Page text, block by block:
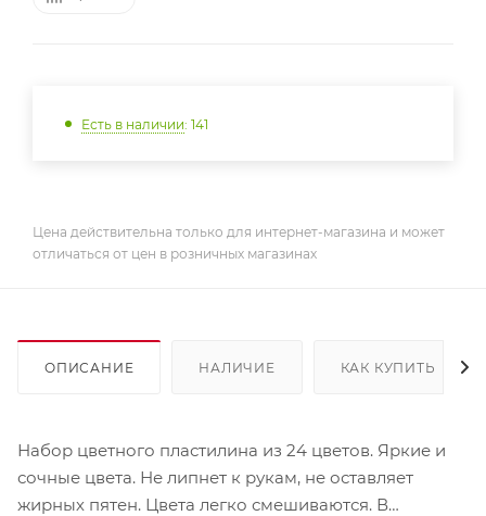
Есть в наличии: 141
Цена действительна только для интернет-магазина и может
отличаться от цен в розничных магазинах
ОПИСАНИЕ НАЛИЧИЕ КАК КУПИТЬ
Набор цветного пластилина из 24 цветов. Яркие и
сочные цвета. Не липнет к рукам, не оставляет
жирных пятен. Цвета легко смешиваются. В